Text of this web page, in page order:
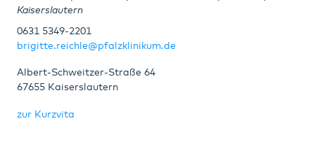
Kaiserslautern
0631 5349-2201
brigitte.reichle@pfalzklinikum.de
Albert-Schweitzer-Straße 64
67655 Kaiserslautern
zur Kurzvita